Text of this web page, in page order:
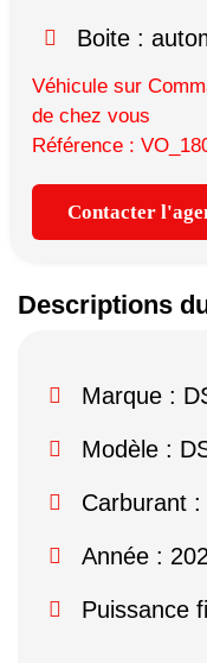
Boite :
Véhicule sur
de chez vous
Référence :
Contacter
Descriptions
Marque :
Modèle :
Carburant :
Année :
Puissance